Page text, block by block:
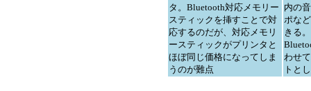
タ。Bluetooth対応メモリー
スティックを挿すことで対
応するのだが、対応メモリ
ースティックがプリンタと
ほぼ同じ価格になってしま
うのが難点
内の
ポな
きる
わせ
トと